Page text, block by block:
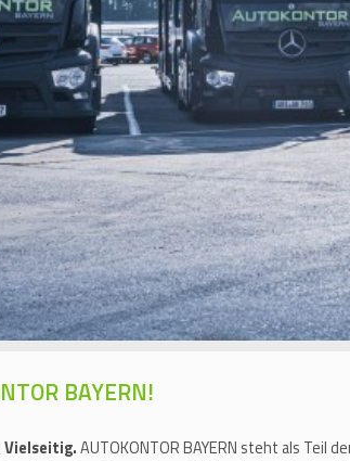
BAYERN!
AUTOKONTOR BAYERN steht als Teil